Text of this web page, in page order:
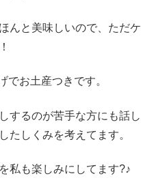
んと美味しいので、ただケ
でお土産つきです。
するのが苦手な方にも話し
たしくみを考えてます。
私も楽しみにしてます?♪